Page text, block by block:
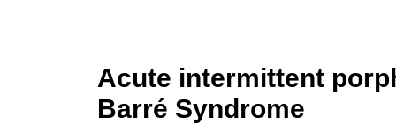
Acute intermittent
Barré Syndrome